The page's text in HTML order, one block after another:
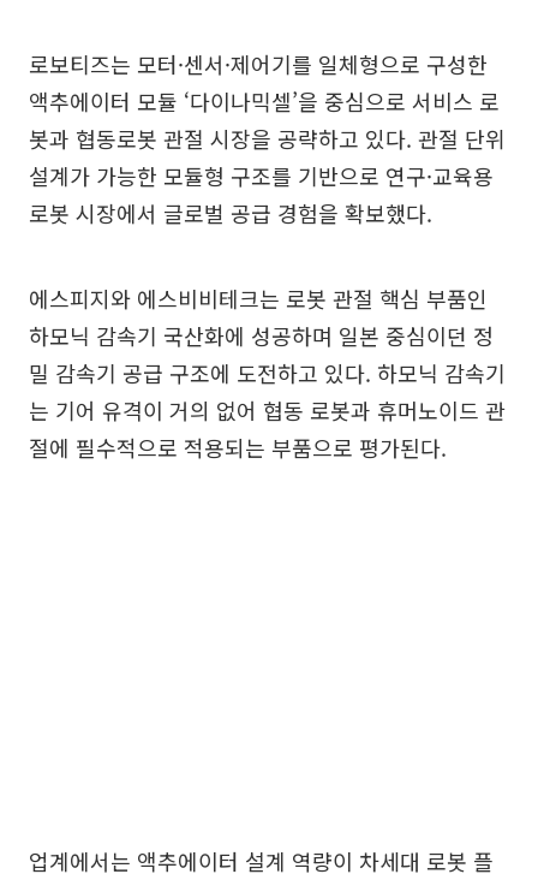
로보티즈는 모터·센서·제어기를 일체형으로 구성한
액추에이터 모듈 ‘다이나믹셀’을 중심으로 서비스 로
봇과 협동로봇 관절 시장을 공략하고 있다. 관절 단위
설계가 가능한 모듈형 구조를 기반으로 연구·교육용
로봇 시장에서 글로벌 공급 경험을 확보했다.
에스피지와 에스비비테크는 로봇 관절 핵심 부품인
하모닉 감속기 국산화에 성공하며 일본 중심이던 정
밀 감속기 공급 구조에 도전하고 있다. 하모닉 감속기
는 기어 유격이 거의 없어 협동 로봇과 휴머노이드 관
절에 필수적으로 적용되는 부품으로 평가된다.
업계에서는 액추에이터 설계 역량이 차세대 로봇 플